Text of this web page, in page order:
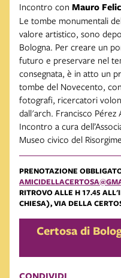
Incontro con Mauro
Le tombe monumentali
valore artistico, sono
Bologna. Per creare un
futuro e preservare nel
consegnata, è in atto un
tombe del Novecento,
fotografi, ricercatori
dall'arch. Francisco Pérez
Incontro a cura
Museo civico del
PRENOTAZIONE
RITROVO ALLE H 17.45
CHIESA), VIA DELLA
Certosa di